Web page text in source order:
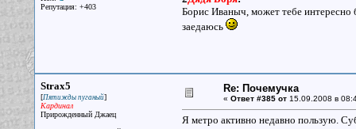
Репутация: +403
Борис Иваныч, может тебе
заедаюсь
Strax5
[Пятижды пуганый]
Кардинал
Прирожденный Джаец
Re: Почемучка
« Ответ #385 от15.09.2008 в
Я метро активно недавно пользую.